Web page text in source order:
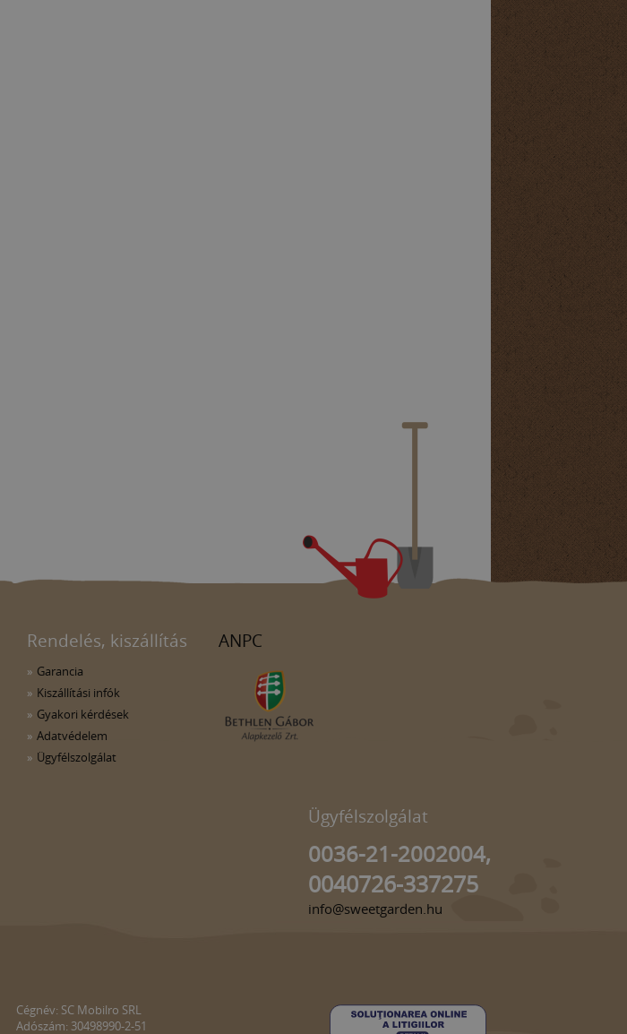
Rendelés, kiszállítás
Garancia
Kiszállítási infók
Gyakori kérdések
Adatvédelem
Ügyfélszolgálat
ANPC
Ügyfélszolgálat
0036-21-2002004,
0040726-337275
info@sweetgarden.hu
Cégnév: SC Mobilro SRL
Adószám: 30498990-2-51